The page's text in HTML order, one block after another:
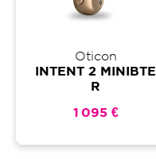
Oticon
INTENT 2 MINIBTE
R
1 095 €